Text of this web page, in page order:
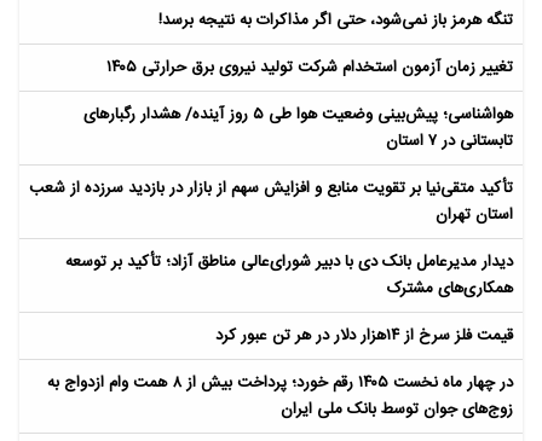
تنگه هرمز باز نمی‌شود، حتی اگر مذاکرات به نتیجه برسد!
تغییر زمان آزمون استخدام شرکت تولید نیروی برق حرارتی ۱۴۰۵
هواشناسی؛ پیش‌بینی وضعیت هوا طی ۵ روز آینده/ هشدار رگبارهای
تابستانی در ۷ استان
تأکید متقی‌نیا بر تقویت منابع و افزایش سهم از بازار در بازدید سرزده از شعب
استان تهران
دیدار مدیرعامل بانک دی با دبیر شورای‌عالی مناطق آزاد؛ تأکید بر توسعه
همکاری‌های مشترک
قیمت فلز سرخ از ۱۴هزار دلار در هر تن عبور کرد
در چهار ماه نخست ۱۴۰۵ رقم خورد؛ پرداخت بیش از ۸ همت وام ازدواج به
زوج‌های جوان توسط بانک ملی ایران